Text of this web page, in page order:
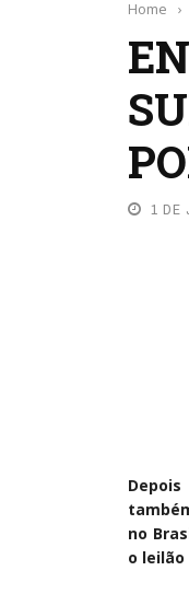
Home ›
1 DE
no
o